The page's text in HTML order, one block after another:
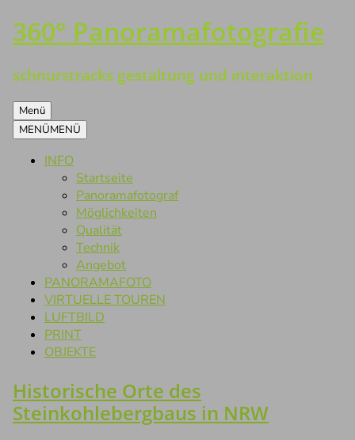
Zum
Inhalt
360° Panoramafotografie
schnurstracks gestaltung und interaktion
Menü
MENÜMENÜ
INFO
Startseite
Panoramafotograf
Möglichkeiten
Qualität
Technik
Angebot
PANORAMAFOTO
VIRTUELLE TOUREN
LUFTBILD
PRINT
OBJEKTE
Historische Orte des
Steinkohlebergbaus in NRW